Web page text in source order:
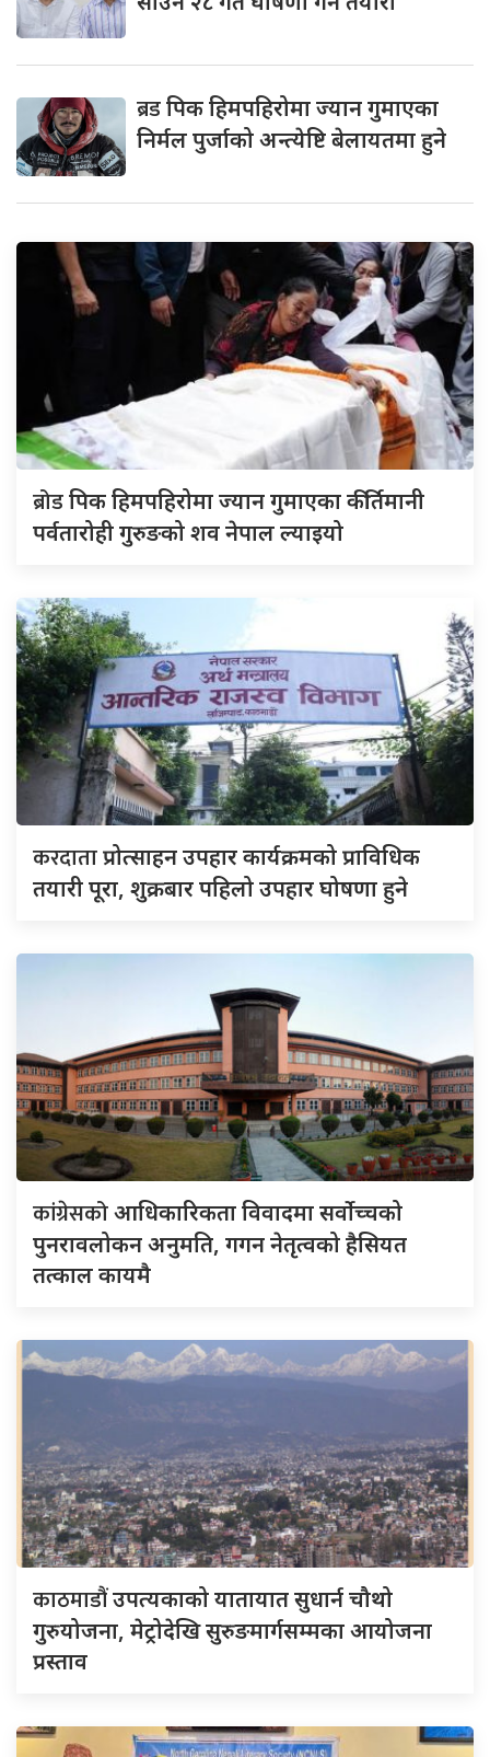
ब्रडपिक हिमपहिरोमा ज्यान गुमाएका
निर्मल पुर्जाको अन्त्येष्टि बेलायतमा हुने
ब्रोडपिक हिमपहिरोमा ज्यान गुमाएका कीर्तिमानी
पर्वतारोही गुरुङको शव नेपाल ल्याइयो
करदाताप्रोत्साहन उपहार कार्यक्रमको प्राविधिक
तयारी पूरा, शुक्रबार पहिलो उपहार घोषणा हुने
कांग्रेसकोआधिकारिकता विवादमा सर्वोच्चको
पुनरावलोकन अनुमति, गगन नेतृत्वको हैसियत
तत्काल कायमै
काठमाडौंउपत्यकाको यातायात सुधार्न चौथो
गुरुयोजना, मेट्रोदेखि सुरुङमार्गसम्मका आयोजना
प्रस्ताव